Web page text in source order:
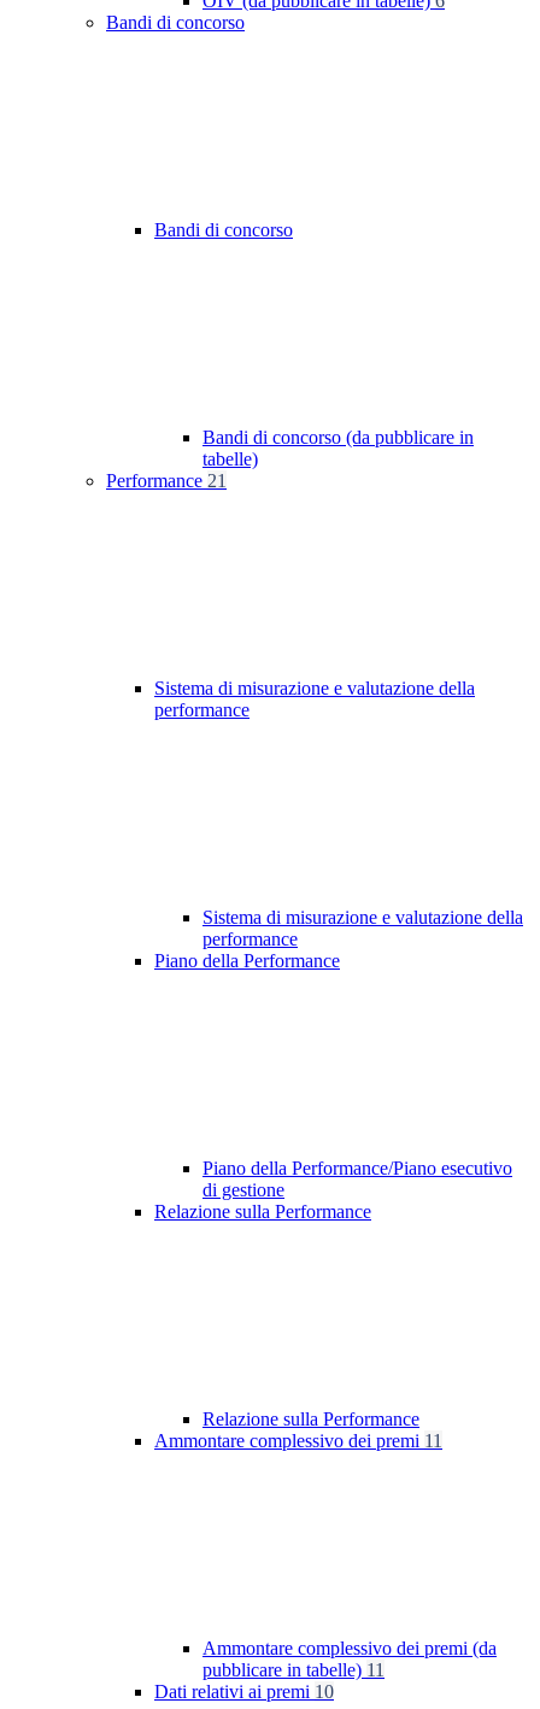
Bandi di concorso
Bandi di concorso
Bandi di concorso (da pubblicare in
tabelle)
Performance 21
Sistema di misurazione e valutazione della
performance
Sistema di misurazione e valutazione della
performance
Piano della Performance
Piano della Performance/Piano esecutivo
di gestione
Relazione sulla Performance
Relazione sulla Performance
Ammontare complessivo dei premi 11
Ammontare complessivo dei premi (da
pubblicare in tabelle) 11
Dati relativi ai premi 10